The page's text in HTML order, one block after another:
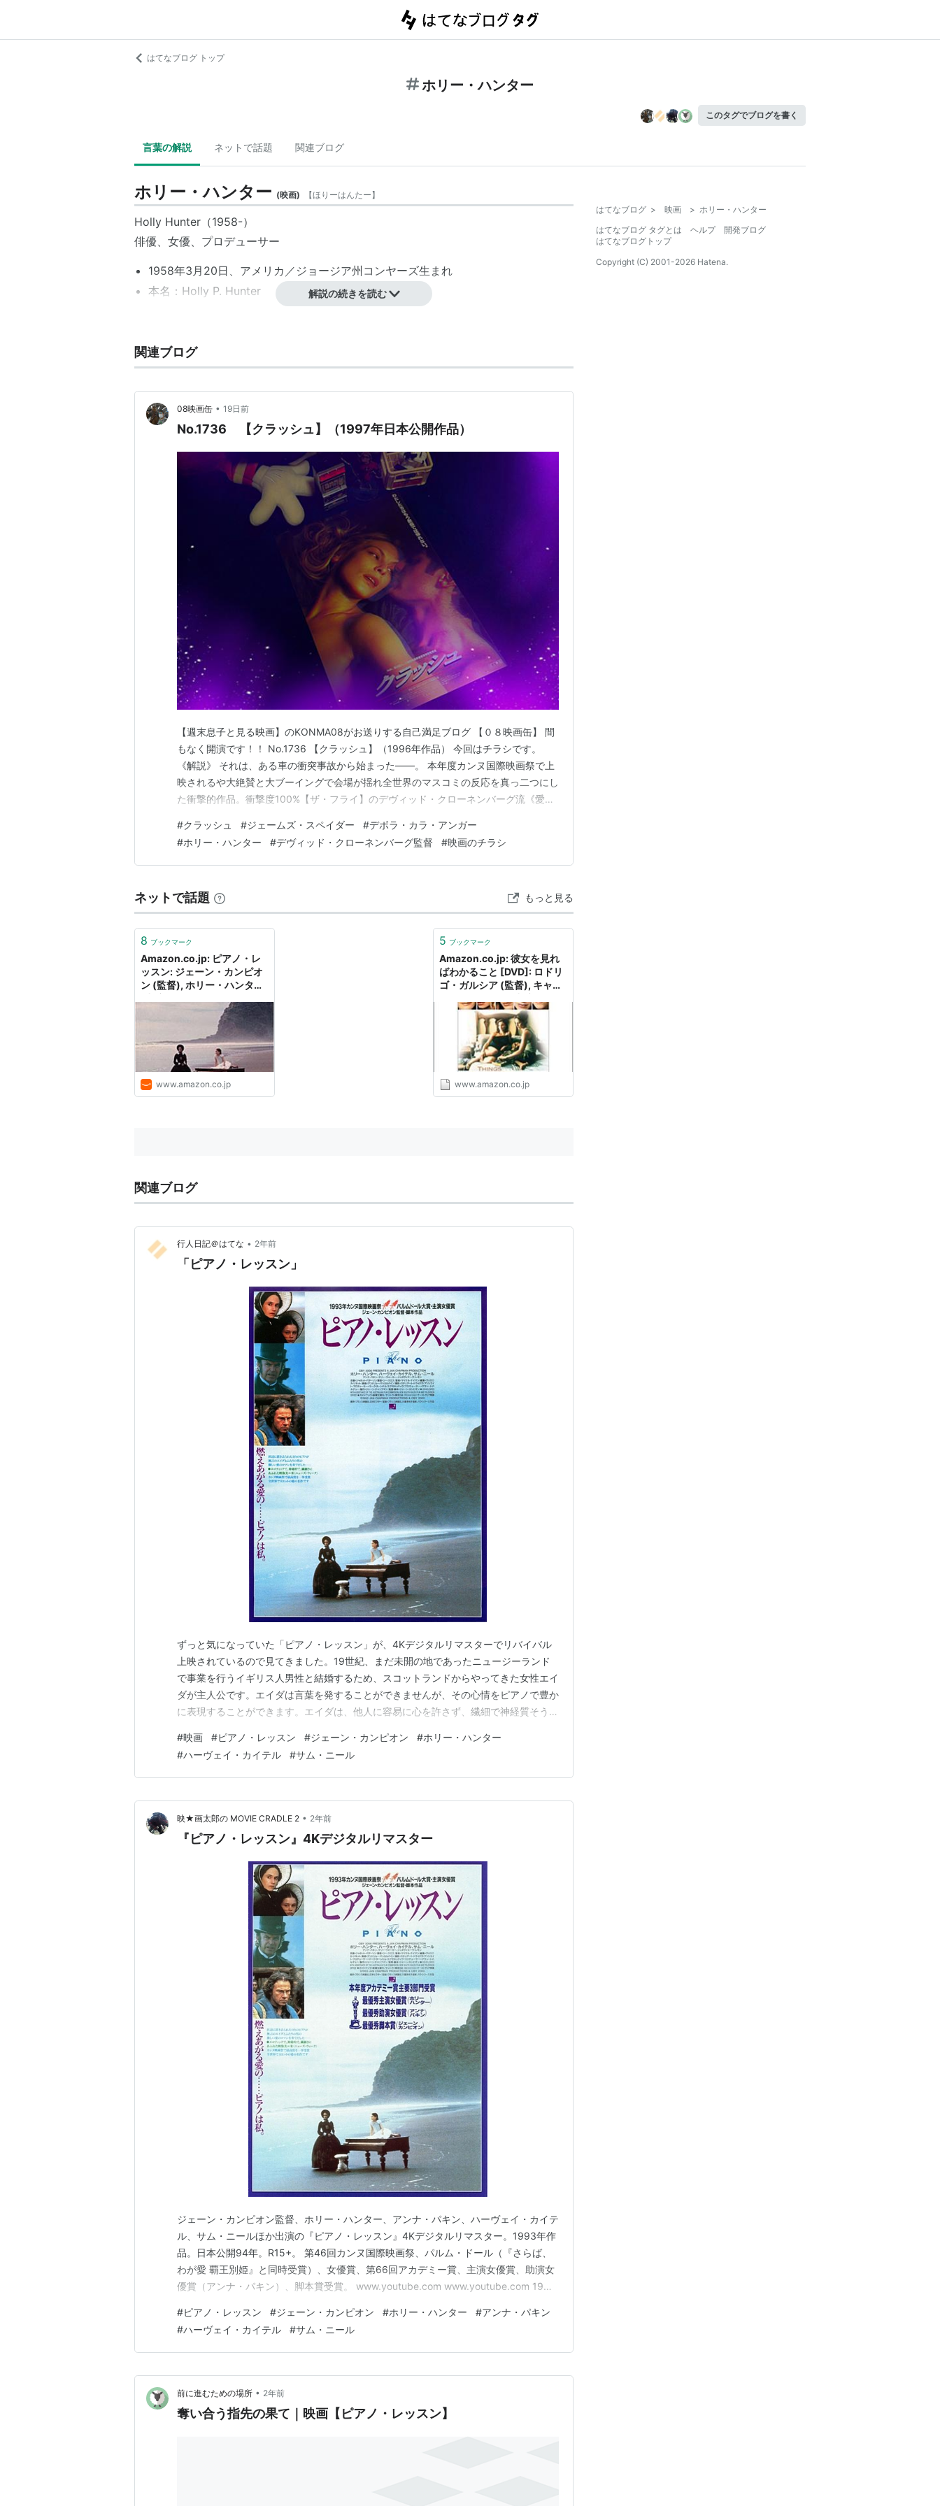
はてなブログ トップ
ホリー・ハンター
このタグでブログを書く
言葉の解説 ネットで話題 関連ブログ
ホリー・ハンター (映画) 【ほりーはんたー】
Holly Hunter（1958-）
俳優、女優、プロデューサー
1958年3月20日、アメリカ／ジョージア州コンヤーズ生まれ
本名：Holly P. Hunter
関連人物
主な作品
HERE AND NOW 〜家族のカタチ〜
（2018）＜TV＞ 出演
インクレディブル・ファミリー（2018） 声の出演
ビッグ・シック ぼくたちの大いなる目ざめ （2017） 出演
バットマン vs スーパーマン ジャスティスの誕生（2016） 出演
トップ・オブ・ザ・レイク 〜消えた少女〜
（2013）＜TV＞ 出演
ウォント・バック・ダウン-ママたちの学校戦争-
（2012）＜未＞ 出演
女捜査官グレイス 〜天使の保護観察中（シーズン1-3）（2007-2010）＜TV＞ 出
ビッグホワイト
（2005）＜未＞ 出演
美しい人
（2005） 出演
カレの嘘と彼女のヒミツ
（2004）＜未＞ 出演
Mr.インクレディブル （2004） 声の出演
最高の人生（2003）＜未＞ 出演
サーティーン あの頃欲しかった愛のこと
（2003） 製作総指揮、出演
ムーンライト・マイル（2002） 出演
デブラ・ウィンガーを探して
（2002） 出演
タイムコード （2000）＜未＞ 出演
アメリカン・ジャスティス（2000）＜TVM＞ 出演
オー・ブラザー！
（2000） 出演
美しき家政婦／ウーマン・ウォンテッド（1999）＜未＞ 出演
普通じゃない（1997） 出演
ホーム・フォー・ザ・ホリデイ
コピーキャット（1995） 出演
しゃべりすぎた女（1993）＜TVM＞ 出演
ピアノ・レッスン（1993） 出演
ザ・ファーム／法律事務所
愛を奏でて（1992）＜TVM＞ 出演
ワンス・アラウンド
恋のランゲージ（1989）＜未＞ 出演
ルイジアナの夜明け
ブロードキャスト・ニュース（1987） 出演
赤ちゃん泥棒（1987） 出演
スイング・シフト（1984）＜未＞ 出演
スヴェンガリの魔力（1983）＜TVM＞ 出演
（1981） 出演
（1993） 主演女優賞
サーティーン あの頃欲しかった愛のこと
ザ・ファーム／法律事務所（1993） 助演女優賞
ブロードキャスト・ニュース（1987） 助演女優賞
解説の続きを読む
関連ブログ
08映画缶 • 19日前
No.1736 【クラッシュ】（1997年日本公開作品）
【週末息子と見る映画】のKONMA08がお送りする自己満足ブログ 【０８映画缶】 間
もなく開演です！！ No.1736 【クラッシュ】（1996年作品） 今回はチラシです。
《解説》 それは、ある車の衝突事故から始まった――。 本年度カンヌ国際映画祭で上
映されるや大絶賛と大ブーイングで会場が揺れ全世界のマスコミの反応を真っ二つにし
た衝撃的作品。衝撃度100%【ザ・フライ】のデヴィッド・クローネンバーグ流《愛の
婦。二人はお互いのセックスではもはや感じることが出来なくなっている。そんな中、
夫ジェームズは相手のドライバーを死…
#クラッシュ #ジェームズ・スペイダー #デボラ・カラ・アンガー
#ホリー・ハンター #デヴィッド・クローネンバーグ監督 #映画のチラシ
ネットで話題 もっと見る
8 ブックマーク
Amazon.co.jp: ピアノ・レ
ッスン: ジェーン・カンピオ
ン (監督), ホリー・ハンター
ル (出演), サム・ニール (出
演), アンナ・パキン (出演):
www.amazon.co.jp
5 ブックマーク
Amazon.co.jp: 彼女を見れ
ばわかること [DVD]: ロドリ
ゴ・ガルシア (監督), キャメ
ン・クローズ (出演), ホリ
ー・ハンター (出演), エイミ
ー・ブレナマン (出演), キャ
リスタ・フロックハート (出
演): DVD
www.amazon.co.jp
関連ブログ
行人日記＠はてな • 2年前
「ピアノ・レッスン」
ずっと気になっていた「ピアノ・レッスン」が、4Kデジタルリマスターでリバイバル
上映されているので見てきました。19世紀、まだ未開の地であったニュージーランド
で事業を行うイギリス人男性と結婚するため、スコットランドからやってきた女性エイ
ダが主人公です。エイダは言葉を発することができませんが、その心情をピアノで豊か
に表現することができます。エイダは、他人に容易に心を許さず、繊細で神経質そうな
上映の間ずっと、そんなエイダのひとつひとつの表情や大胆な行動から目が離せず、惹
き付けられました。私は、エイダを演じたホリー・ハンター…
#映画 #ピアノ・レッスン #ジェーン・カンピオン #ホリー・ハンター
#ハーヴェイ・カイテル #サム・ニール
映★画太郎の MOVIE CRADLE 2 • 2年前
『ピアノ・レッスン』4Kデジタルリマスター
ジェーン・カンピオン監督、ホリー・ハンター、アンナ・パキン、ハーヴェイ・カイテ
ル、サム・ニールほか出演の『ピアノ・レッスン』4Kデジタルリマスター。1993年作
品。日本公開94年。R15+。 第46回カンヌ国際映画祭、パルム・ドール（『さらば、
わが愛 覇王別姫』と同時受賞）、女優賞、第66回アカデミー賞、主演女優賞、助演女
優賞（アンナ・パキン）、脚本賞受賞。 www.youtube.com www.youtube.com 19世
結婚するために、娘のフロラ（アンナ・パキン）と1台のピアノと共にスコットランド
からやって来…
#ピアノ・レッスン #ジェーン・カンピオン #ホリー・ハンター #アンナ・パキン
#ハーヴェイ・カイテル #サム・ニール
前に進むための場所 • 2年前
奪い合う指先の果て｜映画【ピアノ・レッスン】
はてなブログ > 映画 > ホリー・ハンター
はてなブログ タグとは
ヘルプ
開発ブログ
はてなブログトップ
Copyright (C) 2001-2026 Hatena.